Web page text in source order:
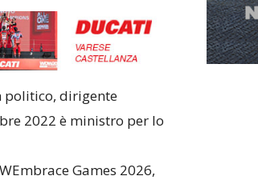
politico, dirigente
2022 è ministro per lo
Games 2026,